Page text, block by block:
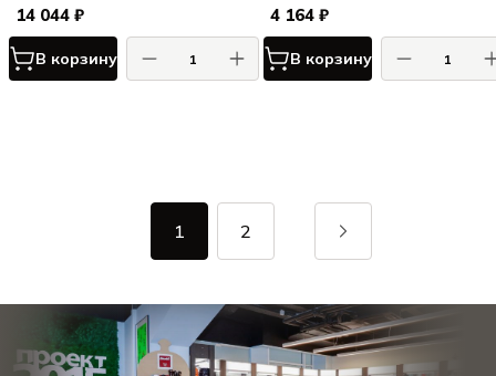
14 044 ₽
В корзину
4 164 ₽
В корзину
1 2